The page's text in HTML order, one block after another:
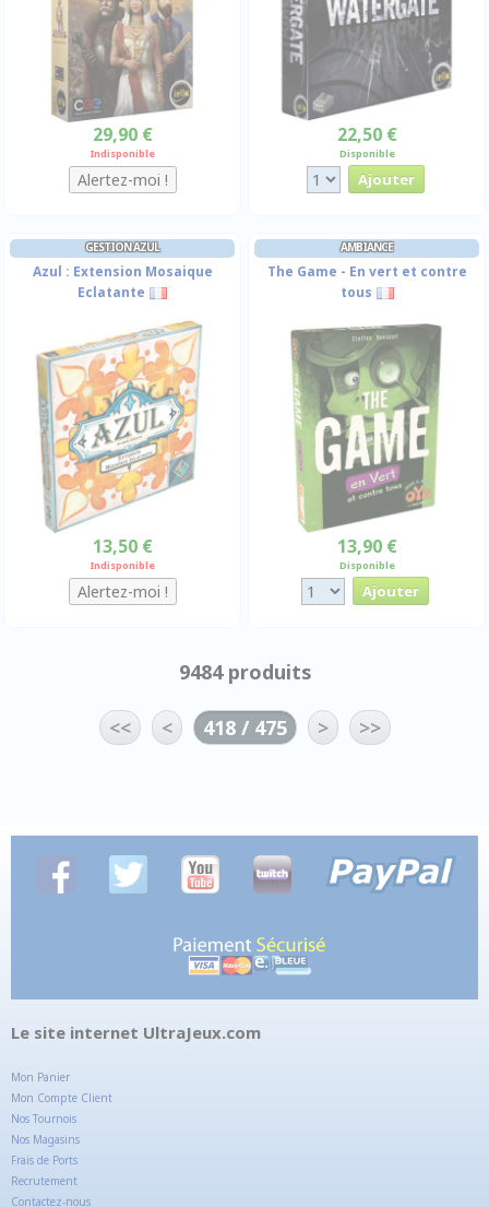
29,90 €
Indisponible
22,50 €
Disponible
GESTION AZUL
Azul : Extension Mosaique
Eclatante
13,50 €
Indisponible
AMBIANCE
The Game - En vert et contre
tous
13,90 €
Disponible
9484 produits
<< < 418 / 475 > >>
Le site internet UltraJeux.com
Mon Panier
Mon Compte Client
Nos Tournois
Nos Magasins
Frais de Ports
Recrutement
Contactez-nous